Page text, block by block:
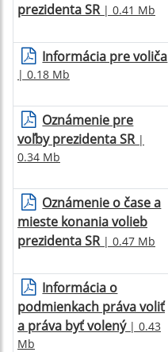
prezidenta SR| 0.41 Mb
Informácia pre voliča
| 0.18 Mb
Oznámenie pre
voľby prezidenta SR|
0.34 Mb
Oznámenie o čase a
mieste konania volieb
prezidenta SR| 0.47 Mb
Informácia o
podmienkach práva voliť
a práva byť volený| 0.43
Mb